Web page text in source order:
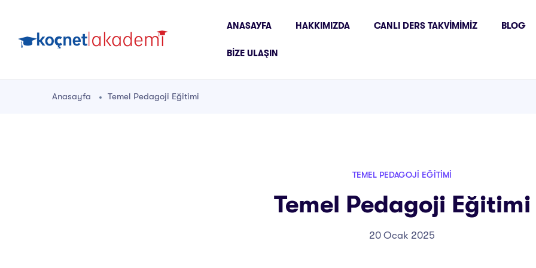
ANASAYFA HAKKIMIZDA CANLI DERS TAKVIMIMIZ BLOG
BIZE ULAŞIN
Anasayfa Temel Pedagoji Eğitimi
TEMEL PEDAGOJI EĞITIMI
Temel Pedagoji Eğitimi
20 Ocak 2025